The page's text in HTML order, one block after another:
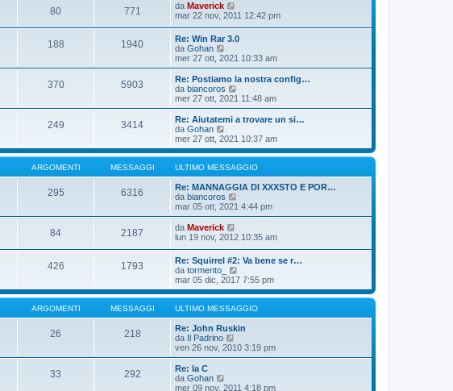
g
o
i
m
o
m
s
s
a
g
g
i
o
80 771 da Maverick
e
i
u
l
t
i
m
o
m
e
s
a
g
g
i
o
mar 22 nov, 2011 12:42 pm
188 1940
Re: Win Rar 3.0
da Gohan
e
d
i
u
l
m
o
m
e
s
s
a
g
g
i
mer 27 ott, 2021 10:33 am
370 5903
Re: Postiamo la nostra config…
da biancoros
e
d
i
i
m
o
m
s
g
g
i
o
mer 27 ott, 2021 11:48 am
249 3414
Re: Aiutatemi a trovare un si…
da Gohan
e
d
i
u
l
t
m
o
m
e
s
a
g
g
i
o
mer 27 ott, 2021 10:37 am
ARGOMENTI MESSAGGI ULTIMO MESSAGGIO
295 6316
Re: MANNAGGIA DI XXXSTO E POR…
da biancoros
e
d
u
t
i
o
m
e
s
s
a
g
i
mar 05 ott, 2021 4:44 pm
84 2187 da Maverick
e
i
u
l
t
i
m
o
m
e
s
s
a
lun 19 nov, 2012 10:35 am
426 1793
Re: Squirrel #2: Va bene se r…
da tormento_
e
d
i
u
l
t
m
o
s
mar 05 dic, 2017 7:55 pm
ARGOMENTI MESSAGGI ULTIMO MESSAGGIO
26 218
Re: John Ruskin
da Il Padrino
e
d
l
ven 26 nov, 2010 3:19 pm
33 292
Re: la C
da Gohan
e
mer 09 nov, 2011 4:18 pm